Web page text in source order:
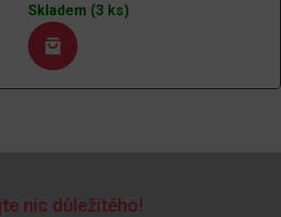
Skladem (3 ks)
nic důležitého!